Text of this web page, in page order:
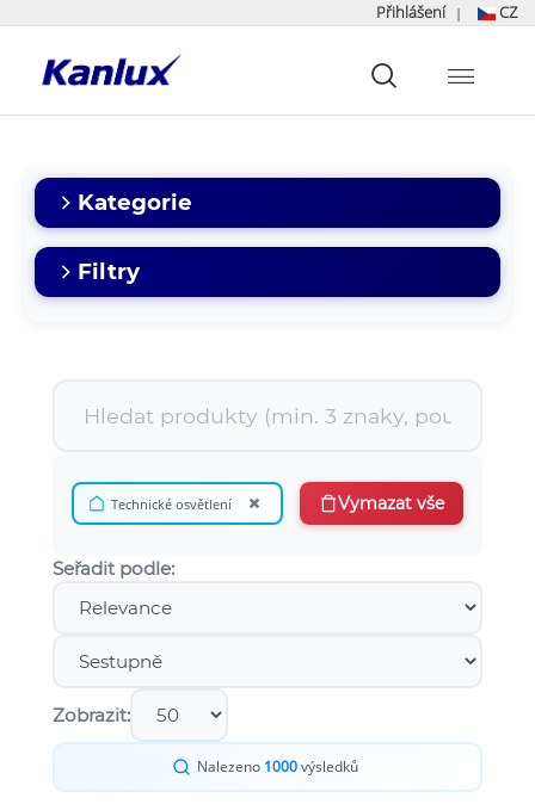
Přihlášení | CZ
główna
Kategorie
Filtry
Technické osvětlení × Vymazat vše
Seřadit podle:
Zobrazit:
Nalezeno 1000výsledků